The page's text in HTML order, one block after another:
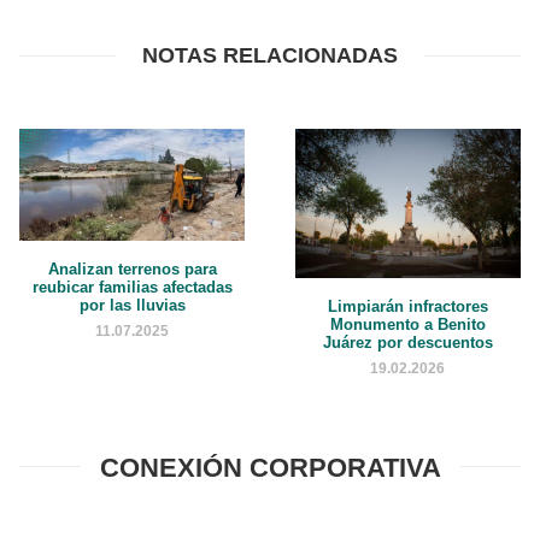
NOTAS RELACIONADAS
Analizan terrenos para
reubicar familias afectadas
por las lluvias
11.07.2025
Limpiarán infractores
Monumento a Benito
Juárez por descuentos
19.02.2026
CONEXIÓN CORPORATIVA